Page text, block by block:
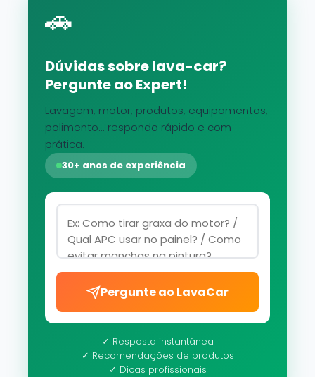
🚗
Dúvidas sobre lava-car?
Pergunte ao Expert!
Lavagem, motor, produtos, equipamentos,
polimento... respondo rápido e com
prática.
30+ anos de experiência
Pergunte ao LavaCar
✓ Resposta instantânea
✓ Recomendações de produtos
✓ Dicas profissionais